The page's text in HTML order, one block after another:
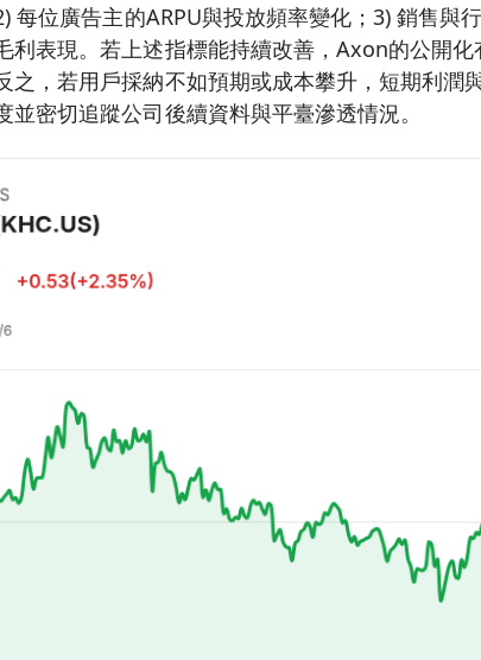
每位廣告主的ARPU與投放頻率變化；3) 銷售與
利表現。若上述指標能持續改善，Axon的公開
之，若用戶採納不如預期或成本攀升，短期利潤
並密切追蹤公司後續資料與平臺滲透情況。